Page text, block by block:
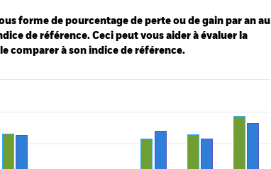
forme de pourcentage de perte ou de gain par an au
de référence. Ceci peut vous aider à évaluer la
comparer à son indice de référence.
15.